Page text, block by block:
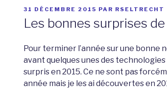
PUBLIÉ
31 DÉCEMBRE 2015 PAR RSELTRECHT
Les bonnes surprises
Pour terminer l’année sur une bonne
avant quelques unes des
surpris en 2015. Ce ne sont pas
année mais je les ai découvertes en